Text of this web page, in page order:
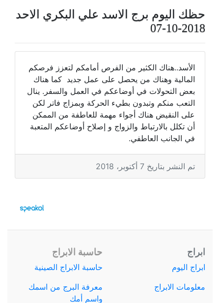
حظك اليوم برج الاسد علي البكري الاحد
2018-10-07
الأسد..هناك الكثير من الفرص أمامكم لتعزز فرصكم
المالية وهناك من يحصل على عمل جديد كما هناك
بعض التحولات في أوضاعكم في العمل والسفر. ينال
التعب منكم وتبدون بطيء الحركة وبمزاج فاتر لكن
على النقيض هناك أجواء مهمة للعاطفة من الممكن
أن تكلل بالارتباط والزواج و إصلاح أوضاعكم المتعبة
في الجانب العاطفي.
تم النشر بتاريخ 7 أكتوبر، 2018
ابراج
ابراج اليوم
معلومات الابراج
حاسبة الابراج
حاسبة الابراج الصينية
معرفة البرج من اسمك
واسم أمك